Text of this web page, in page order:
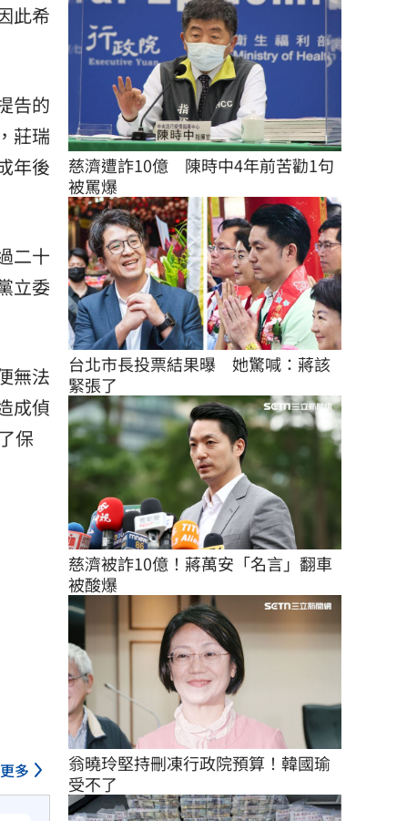
此希
告的
莊瑞
年後
二十
立委
無法
成偵
保
更多
慈濟遭詐10億　陳時中4年前苦勸1句
被罵爆
台北市長投票結果曝　她驚喊：蔣該
緊張了
慈濟被詐10億！蔣萬安「名言」翻車
被酸爆
翁曉玲堅持刪凍行政院預算！韓國瑜
受不了